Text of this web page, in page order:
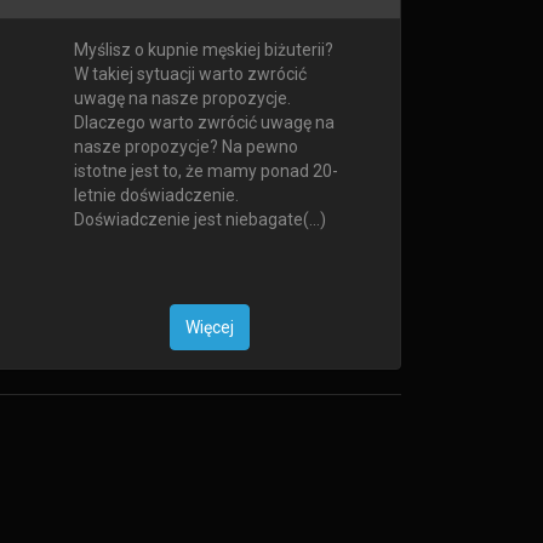
Myślisz o kupnie męskiej biżuterii?
W takiej sytuacji warto zwrócić
uwagę na nasze propozycje.
Dlaczego warto zwrócić uwagę na
nasze propozycje? Na pewno
istotne jest to, że mamy ponad 20-
letnie doświadczenie.
Doświadczenie jest niebagate(...)
Więcej